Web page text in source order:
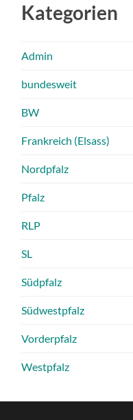
Kategorien
Admin
bundesweit
BW
Frankreich (Elsass)
Nordpfalz
Pfalz
RLP
SL
Südpfalz
Südwestpfalz
Vorderpfalz
Westpfalz